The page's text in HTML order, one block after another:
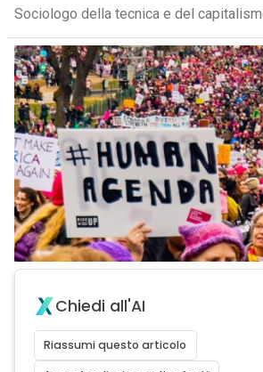
Sociologo della tecnica e del
Chiedi all'AI
Riassumi questo articolo